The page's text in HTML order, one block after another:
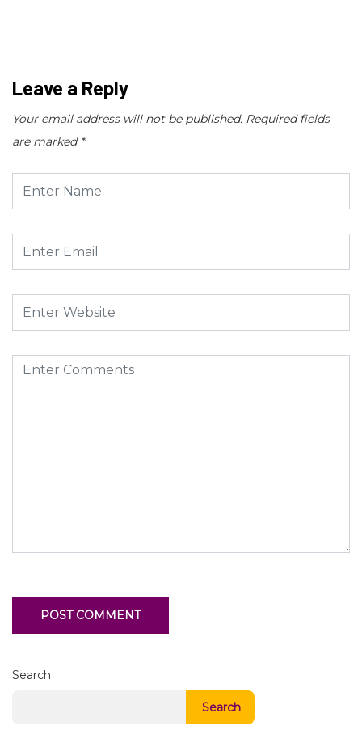
Leave a Reply
Your email address will not be published. Required fields
are marked *
Search
Search